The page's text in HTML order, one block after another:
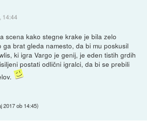
14:44
scena kako stegne krake je bila zelo
brat gleda namesto, da bi mu poskusil
ki igra Vargo je genij, je eden tistih grdih
postati odlični igralci, da bi se prebili
2017 ob 14:45)